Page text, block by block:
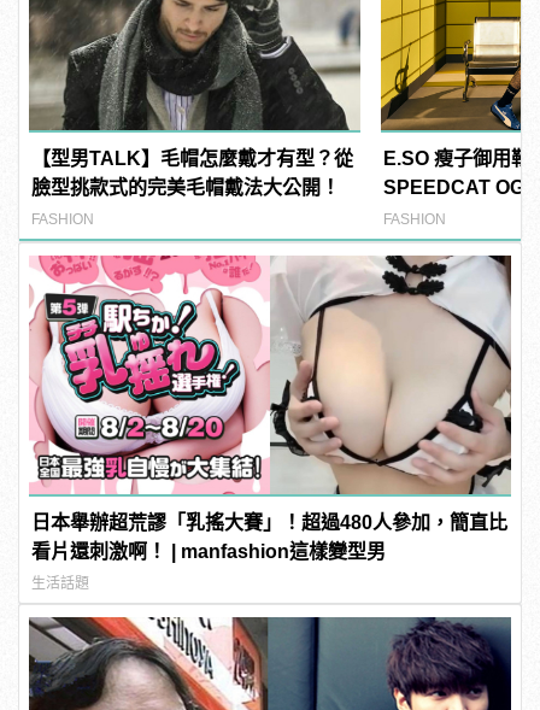
【型男TALK】毛帽怎麼戴才有型？從
臉型挑款式的完美毛帽戴法大公開！
FASHION
E.SO 瘦子御用鞋
SPEEDCAT OG
FASHION
日本舉辦超荒謬「乳搖大賽」！超過480人參加，簡直比
看片還刺激啊！ | manfashion這樣變型男
生活話題